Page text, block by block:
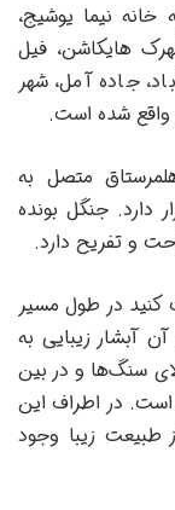
خانه نیما یوشیج،
هایکاشن، فیل
جاده آمل، شهر
متصل به
شهر قرار دارد. جنگل بونده
و تفریح دارد.
کنید در طول مسیر
آبشار زیبایی به
سنگ‌ها و در بین
است. در اطراف این
طبیعت زیبا وجود